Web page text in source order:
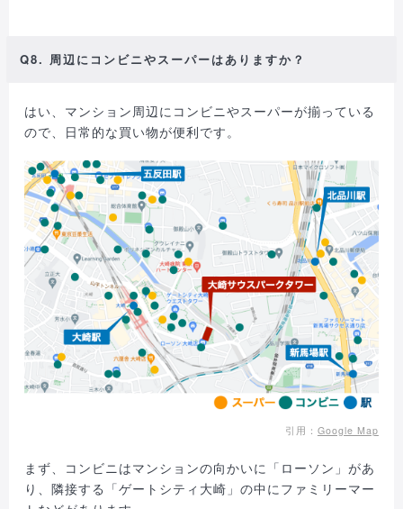
Q8. 周辺にコンビニやスーパーはありますか？
はい、マンション周辺にコンビニやスーパーが揃っている
ので、日常的な買い物が便利です。
引用： Google Map
まず、コンビニはマンションの向かいに「ローソン」があ
り、隣接する「ゲートシティ大崎」の中にファミリーマー